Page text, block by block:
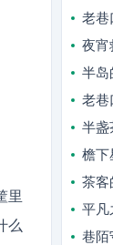
里
么
老巷
夜宵
半岛
老巷
半盏
檐下
茶客
平凡
巷陌